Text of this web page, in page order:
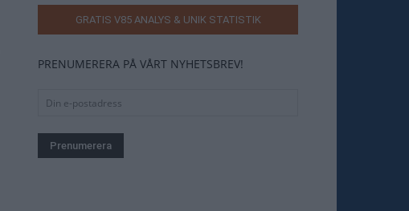
GRATIS V85 ANALYS & UNIK STATISTIK
PRENUMERERA PÅ VÅRT NYHETSBREV!